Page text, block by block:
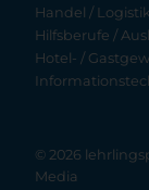
Handel /
Hilfsberufe /
Hotel- /
© 2026
Media